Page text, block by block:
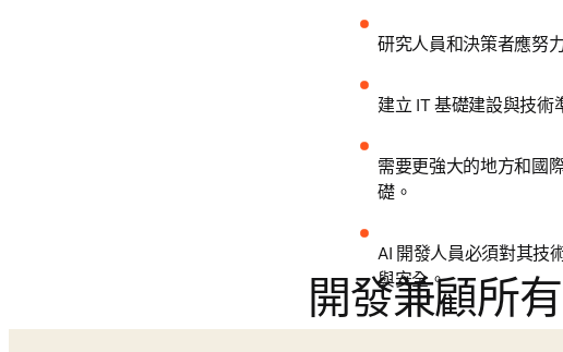
研究人員和決策者應努
建立 IT 基礎建設與技術
需要更強大的地方和國
礎。
AI 開發人員必須對其技
與安全。
開發兼顧所